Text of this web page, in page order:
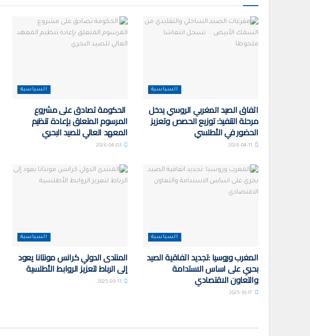
السياسية
اتفاق الصيد المغربي الروسي يدخل
مرحلة التنفيذ: توزيع الحصص وتعزيز
الحضور في الأطلسي
السياسية
الحكومة تصادق على مشروع
المرسوم المتعلق بإعادة تنظيم
المعهد العالي للصيد البحري
السياسية
المغرب وروسيا :تجديد اتفاقية الصيد
بحري على اساس الاستدامة
والتعاون الاقتصادي
السياسية
المنتدى الدولي كرانس مونتانا يعود
إلى الرباط لتعزيز الروابط الأطلسية